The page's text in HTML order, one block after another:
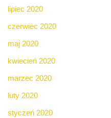
lipiec 2020
czerwiec 2020
maj 2020
kwiecień 2020
marzec 2020
luty 2020
styczeń 2020